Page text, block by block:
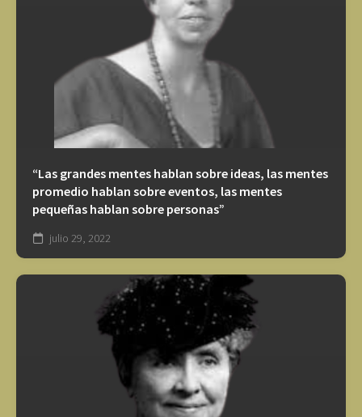
“Las grandes mentes hablan sobre ideas, las mentes
promedio hablan sobre eventos, las mentes
pequeñas hablan sobre personas”
julio 29, 2022